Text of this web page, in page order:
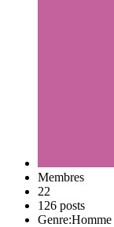
Membres
22
126 posts
Genre:Homme